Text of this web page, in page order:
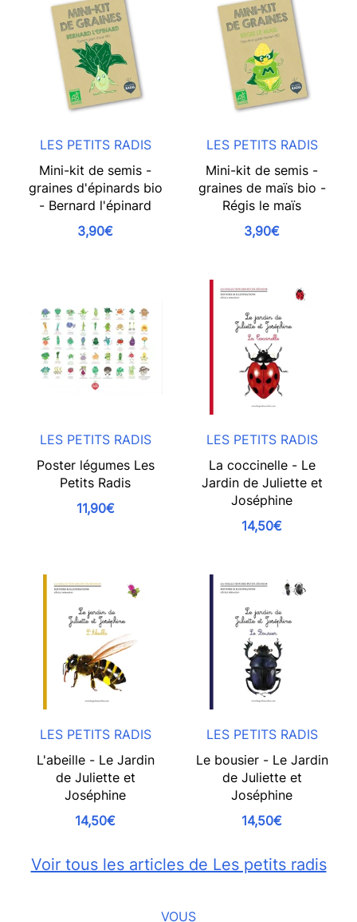
LES PETITS RADIS
Mini-kit de semis -
graines d'épinards bio
- Bernard l'épinard
3,90€
LES PETITS RADIS
Mini-kit de semis -
graines de maïs bio -
Régis le maïs
3,90€
LES PETITS RADIS
Poster légumes Les
Petits Radis
11,90€
LES PETITS RADIS
La coccinelle - Le
Jardin de Juliette et
Joséphine
14,50€
LES PETITS RADIS
L'abeille - Le Jardin
de Juliette et
Joséphine
14,50€
LES PETITS RADIS
Le bousier - Le Jardin
de Juliette et
Joséphine
14,50€
Voir tous les articles de Les petits radis
VOUS